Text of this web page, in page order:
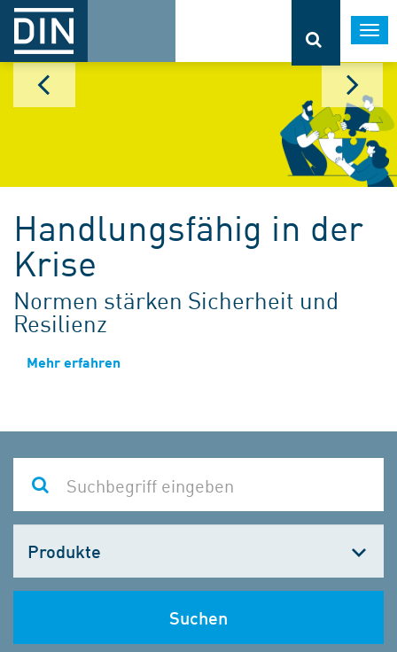
Handlungsfähig in der
Krise
Normen stärken Sicherheit und
Resilienz
Mehr erfahren
wählen
Suchen